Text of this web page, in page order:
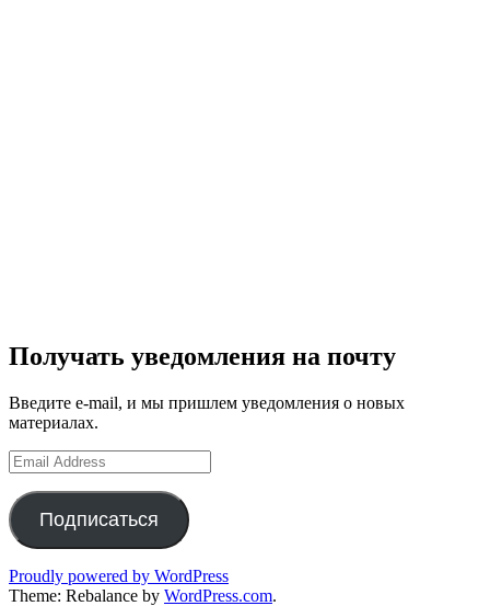
Получать уведомления на почту
Введите e-mail, и мы пришлем уведомления о новых
материалах.
Email
Address
Подписаться
Proudly powered by WordPress
Theme: Rebalance by WordPress.com.